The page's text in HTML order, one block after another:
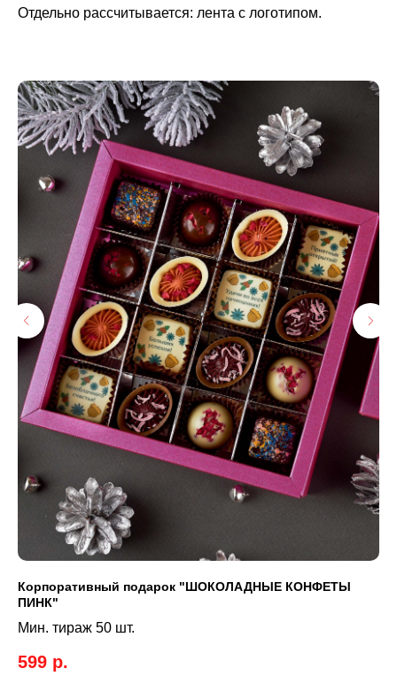
Отдельно рассчитывается: лента с логотипом.
Корпоративный подарок "ШОКОЛАДНЫЕ КОНФЕТЫ
ПИНК"
Мин. тираж 50 шт.
599 р.